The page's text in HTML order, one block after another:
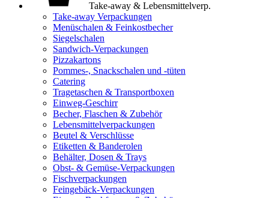
Take-away & Lebensmittelverp.
Take-away Verpackungen
Menüschalen & Feinkostbecher
Siegelschalen
Sandwich-Verpackungen
Pizzakartons
Pommes-, Snackschalen und -tüten
Catering
Tragetaschen & Transportboxen
Einweg-Geschirr
Becher, Flaschen & Zubehör
Lebensmittelverpackungen
Beutel & Verschlüsse
Etiketten & Banderolen
Behälter, Dosen & Trays
Obst- & Gemüse-Verpackungen
Fischverpackungen
Feingebäck-Verpackungen